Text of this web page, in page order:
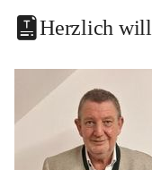
Herzlich